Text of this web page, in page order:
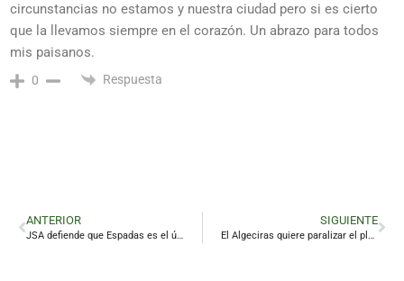
circunstancias no estamos y nuestra ciudad pero si es cierto
que la llevamos siempre en el corazón. Un abrazo para todos
mis paisanos.
0 Respuesta
ANTERIOR
JSA defiende que Espadas es el único candidato con un proyecto «serio, riguroso y comprometido con la juventud»
SIGUIENTE
El Algeciras quiere paralizar el play off de ascenso a Segunda